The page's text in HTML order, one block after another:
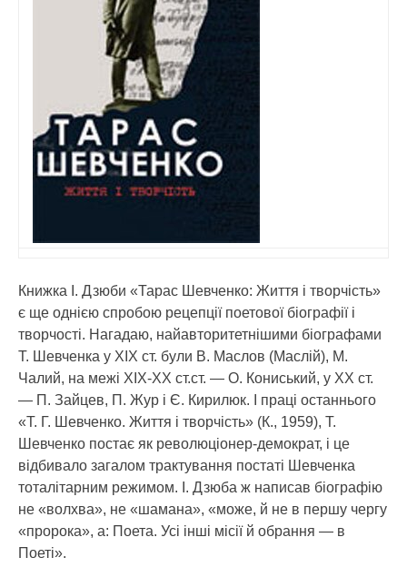
Книжка І. Дзюби «Тарас Шевченко: Життя і творчість»
є ще однією спробою рецепції поетової біографії і
творчості. Нагадаю, найавторитетнішими біографами
Т. Шевченка у ХІХ ст. були В. Маслов (Маслій), М.
Чалий, на межі ХІХ-ХХ ст.ст. — О. Кониський, у ХХ ст.
— П. Зайцев, П. Жур і Є. Кирилюк. І праці останнього
«Т. Г. Шевченко. Життя і творчість» (К., 1959), Т.
Шевченко постає як революціонер-демократ, і це
відбивало загалом трактування постаті Шевченка
тоталітарним режимом. І. Дзюба ж написав біографію
не «волхва», не «шамана», «може, й не в першу чергу
«пророка», а: Поета. Усі інші місії й обрання — в
Поеті».